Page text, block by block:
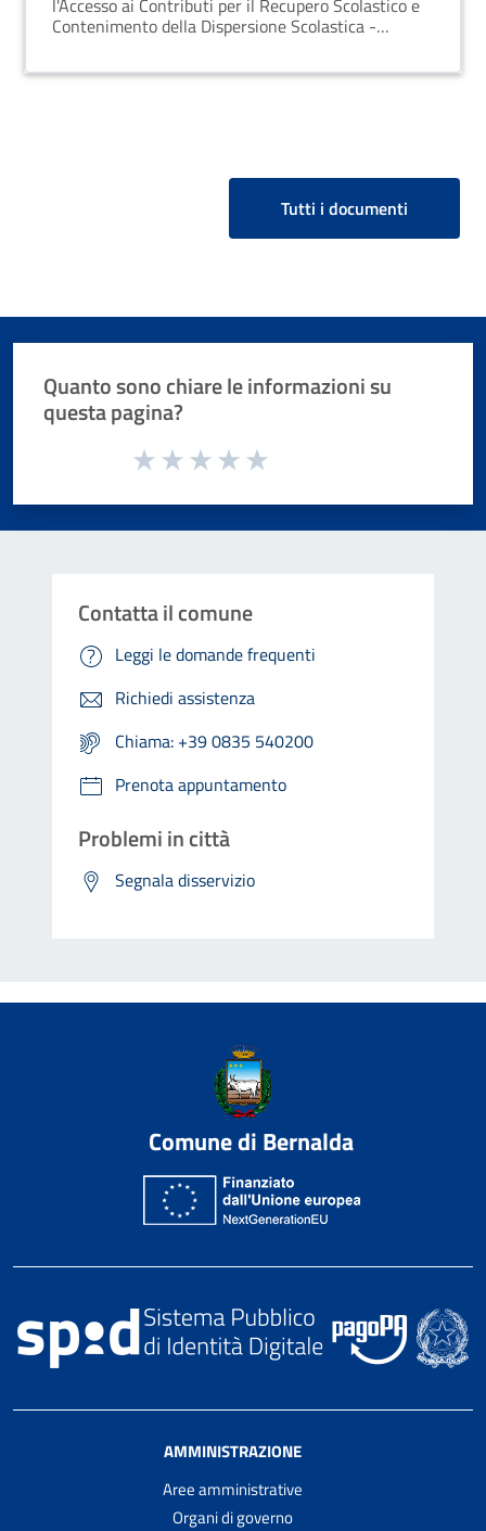
l'Accesso ai Contributi per il Recupero Scolastico e
Contenimento della Dispersione Scolastica -
Tutti i documenti
Quanto sono chiare le informazioni su
questa pagina?
Valuta da 1 a 5 stelle la pagina
Contatta il comune
Leggi le domande frequenti
Richiedi assistenza
Chiama: +39 0835 540200
Prenota appuntamento
Problemi in città
Segnala disservizio
Comune di Bernalda
AMMINISTRAZIONE
Aree amministrative
Organi di governo